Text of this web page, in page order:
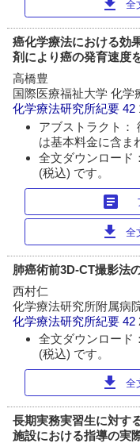
download 全
癌化学療法における効
剤により癌の発育速度
高橋豊
国際医療福祉大学 化学
化学療法研究所紀要 42
アブストラクト：
は基本料金に含ま
全文ダウンロード
(税込) です。
article
download 全
肺癌術前3D-CT撮影法
西村仁
化学療法研究所附属病
化学療法研究所紀要 42
全文ダウンロード
(税込) です。
download 全
長期実務実習生に対す
施設における指導の実